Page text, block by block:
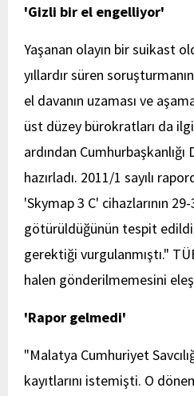
'Gizli bir el engelliyor'
Yaşanan olayın bir suikast
yıllardır süren
el davanın uzaması ve
üst düzey bürokratları da
ardından
hazırladı. 2011/1 sayılı
'Skymap 3 C' cihazlarının
götürüldüğünün tespit
gerektiği vurgulanmıştı."
halen gönderilmemesini
'Rapor gelmedi'
"Malatya Cumhuriyet
kayıtlarını istemişti. O